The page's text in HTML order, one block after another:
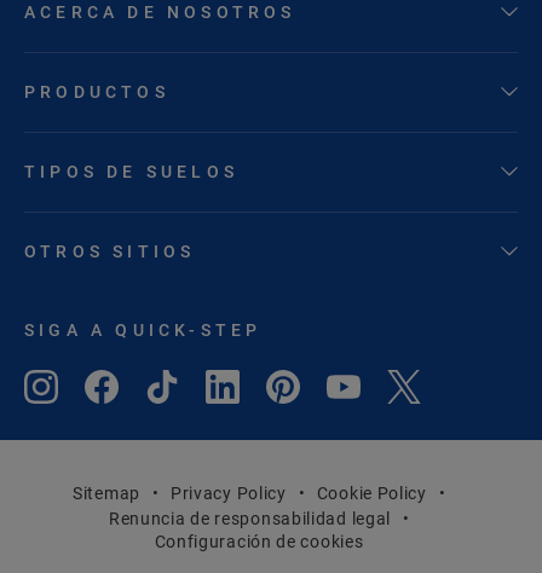
ACERCA DE NOSOTROS
PRODUCTOS
TIPOS DE SUELOS
OTROS SITIOS
SIGA A QUICK-STEP
Sitemap Privacy Policy
Cookie Policy
Renuncia de responsabilidad legal
Configuración de cookies